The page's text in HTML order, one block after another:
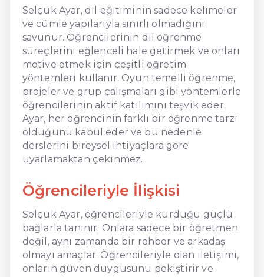
Selçuk Ayar, dil eğitiminin sadece kelimeler
ve cümle yapılarıyla sınırlı olmadığını
savunur. Öğrencilerinin dil öğrenme
süreçlerini eğlenceli hale getirmek ve onları
motive etmek için çeşitli öğretim
yöntemleri kullanır. Oyun temelli öğrenme,
projeler ve grup çalışmaları gibi yöntemlerle
öğrencilerinin aktif katılımını teşvik eder.
Ayar, her öğrencinin farklı bir öğrenme tarzı
olduğunu kabul eder ve bu nedenle
derslerini bireysel ihtiyaçlara göre
uyarlamaktan çekinmez.
Öğrencileriyle İlişkisi
Selçuk Ayar, öğrencileriyle kurduğu güçlü
bağlarla tanınır. Onlara sadece bir öğretmen
değil, aynı zamanda bir rehber ve arkadaş
olmayı amaçlar. Öğrencileriyle olan iletişimi,
onların güven duygusunu pekiştirir ve